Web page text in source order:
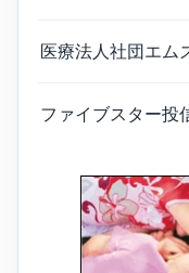
医療法人社団エム
ファイブスター投